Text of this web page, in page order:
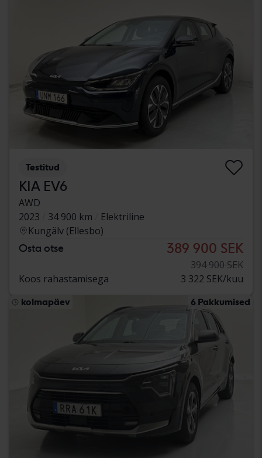
Testitud
KIA EV6
AWD
2023
34 900 km
Elektriline
Kungälv (Ellesbo)
Osta otse 389 900 SEK
394 900 SEK
Koos rahastamisega
3 322 SEK/kuu
kolmapäev 6 Pakkumised